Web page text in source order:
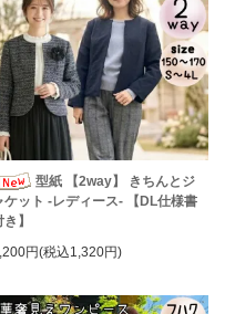
型紙 【2way】 きちんとジ
ケット -レディース- 【DL仕様書
】
円(税込1,320円)